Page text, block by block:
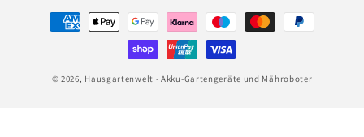
Zahlungsmethoden
© 2026, Hausgartenwelt - Akku-Gartengeräte und Mähroboter